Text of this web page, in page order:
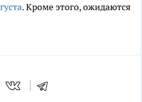
. Кроме этого, ожидаются